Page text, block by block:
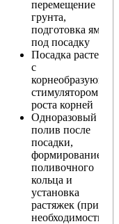
перемещение
грунта,
подготовка ямы
под посадку
Посадка растения
с
корнеобразующим
стимулятором
роста корней
Одноразовый
полив после
посадки,
формирование
поливочного
кольца и
установка
растяжек (при
необходимости)